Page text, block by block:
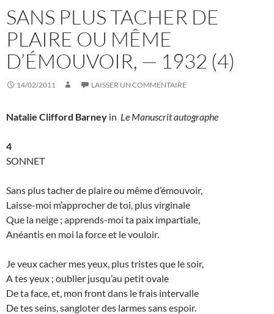
SANS PLUS TACHER DE
PLAIRE OU MÊME
D’ÉMOUVOIR, — 1932 (4)
14/02/2011 LAISSER UN COMMENTAIRE
Natalie Clifford Barney in Le Manuscrit autographe
4
SONNET
Sans plus tacher de plaire ou même d’émouvoir,
Laisse-moi m’approcher de toi, plus virginale
Que la neige ; apprends-moi ta paix impartiale,
Anéantis en moi la force et le vouloir.
Je veux cacher mes yeux, plus tristes que le soir,
A tes yeux ; oublier jusqu’au petit ovale
De ta face, et, mon front dans le frais intervalle
De tes seins, sangloter des larmes sans espoir.